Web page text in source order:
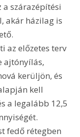
a szárazépítési
akár házilag is
az előzetes terv
ajtónyílás,
kerüljön, és
kell
a legalább 12,5
fedő rétegben